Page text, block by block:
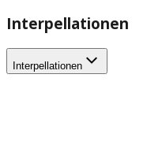
Interpellationen
Interpellationen